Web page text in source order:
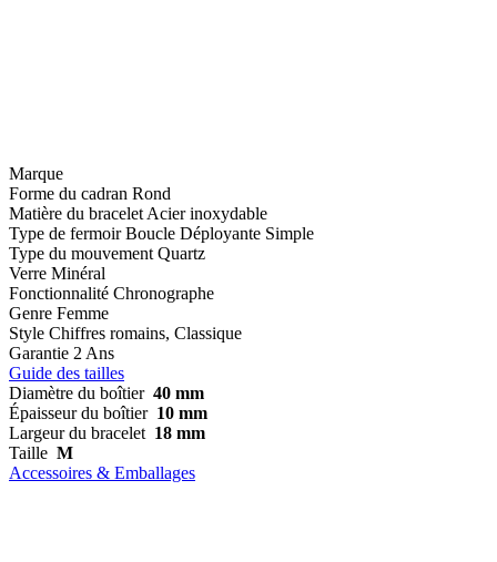
Marque
Forme du cadran Rond
Matière du bracelet Acier inoxydable
Type de fermoir Boucle Déployante Simple
Type du mouvement Quartz
Verre Minéral
Fonctionnalité Chronographe
Genre Femme
Style Chiffres romains, Classique
Garantie 2 Ans
Guide des tailles
Diamètre du boîtier 40 mm
Épaisseur du boîtier 10 mm
Largeur du bracelet 18 mm
Taille M
Accessoires & Emballages